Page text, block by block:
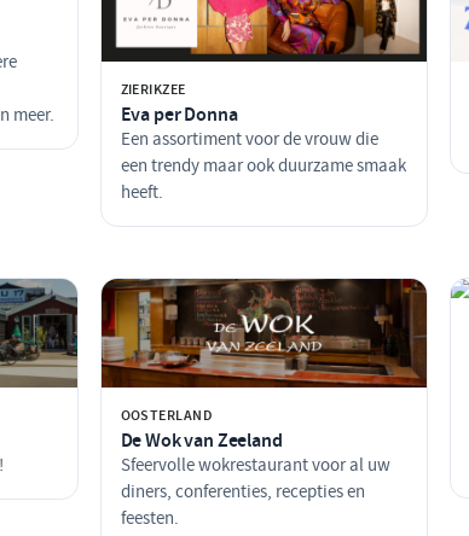
meer.
ZIERIKZEE
Eva per Donna
Een assortiment voor de vrouw die
een trendy maar ook duurzame smaak
heeft.
OOSTERLAND
De Wok van Zeeland
Sfeervolle wokrestaurant voor al uw
diners, conferenties, recepties en
feesten.